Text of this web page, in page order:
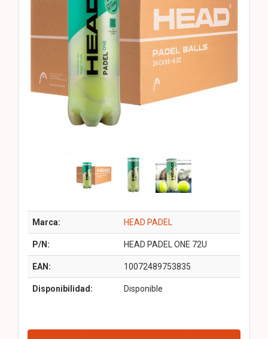
Marca: HEAD PADEL
P/N: HEAD PADEL ONE 72U
EAN: 10072489753835
Disponibilidad: Disponible